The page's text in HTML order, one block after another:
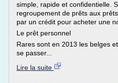
simple, rapide et confidentielle.
regroupement de prêts aux
par un crédit pour acheter une
Le prêt personnel
Rares sont en 2013 les belges
se passer...
Lire la suite